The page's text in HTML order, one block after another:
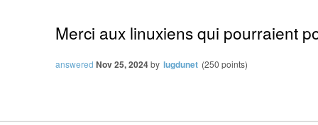
Merci aux linuxiens qui pourraient
answered Nov 25, 2024by lugdunet (250 points)